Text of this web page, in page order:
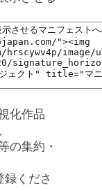
化作品
の集約・
録くださ